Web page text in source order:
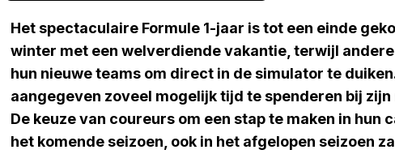
Het spectaculaire Formule 1-jaar is tot een einde
winter met een welverdiende vakantie, terwijl
hun nieuwe teams om direct in de simulator te
aangegeven zoveel mogelijk tijd te spenderen bij
De keuze van coureurs om een stap te maken in
het komende seizoen, ook in het afgelopen seizoen